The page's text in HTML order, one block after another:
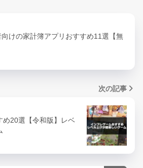
けの家計簿アプリおすすめ11選【無
次の記事
め20選【令和版】レベ